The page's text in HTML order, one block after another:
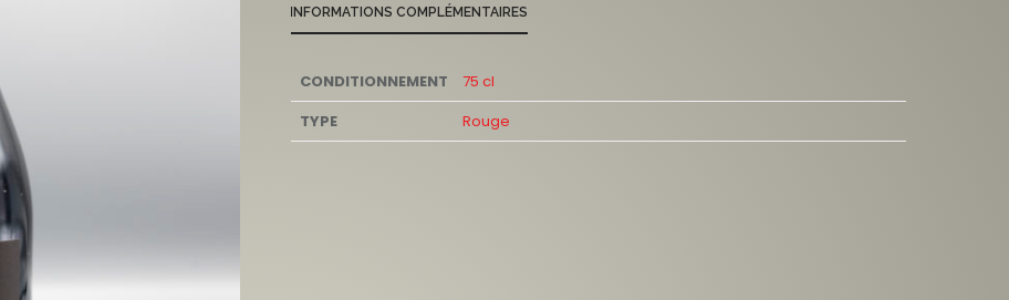
INFORMATIONS COMPLÉMENTAIRES
CONDITIONNEMENT
75 cl
TYPE
Rouge